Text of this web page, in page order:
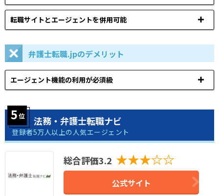
転職サイトとエージェントを併用可能
弁護士転職.jpのデメリット
エージェント機能の利用が必須級
法務・弁護士転職ナビ
登録者5万人以上の人気エージェント
総合評価3.2 ★★★☆☆
公式サイト